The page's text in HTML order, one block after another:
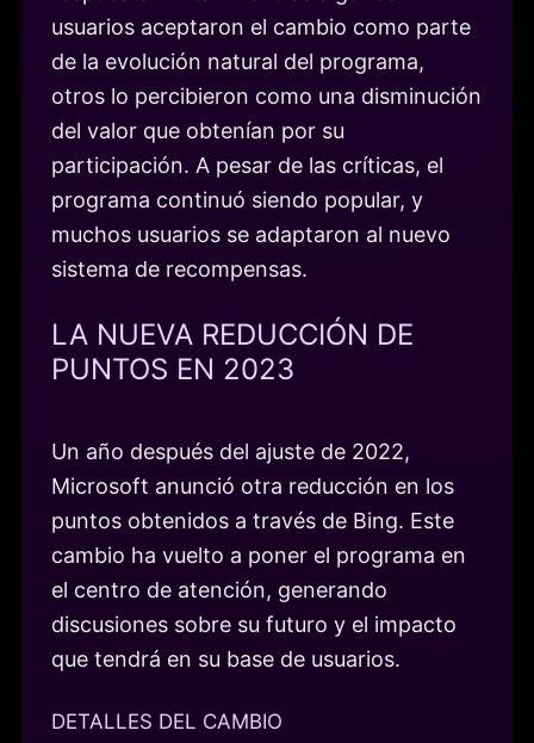
usuarios aceptaron el cambio como parte
de la evolución natural del programa,
otros lo percibieron como una disminución
del valor que obtenían por su
participación. A pesar de las críticas, el
programa continuó siendo popular, y
muchos usuarios se adaptaron al nuevo
sistema de recompensas.
LA NUEVA REDUCCIÓN DE
PUNTOS EN 2023
Un año después del ajuste de 2022,
Microsoft anunció otra reducción en los
puntos obtenidos a través de Bing. Este
cambio ha vuelto a poner el programa en
el centro de atención, generando
discusiones sobre su futuro y el impacto
que tendrá en su base de usuarios.
DETALLES DEL CAMBIO